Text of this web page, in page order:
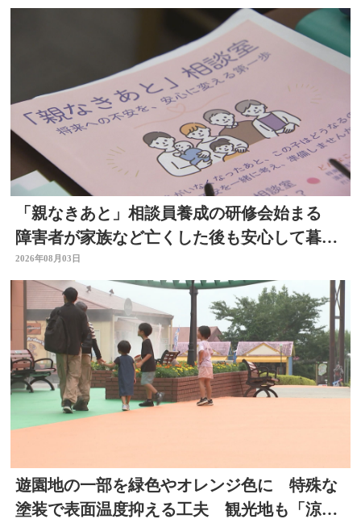
「親なきあと」相談員養成の研修会始まる
障害者が家族など亡くした後も安心して暮ら
せるように 大分
2026年08月03日
遊園地の一部を緑色やオレンジ色に 特殊な
塗装で表面温度抑える工夫 観光地も「涼」